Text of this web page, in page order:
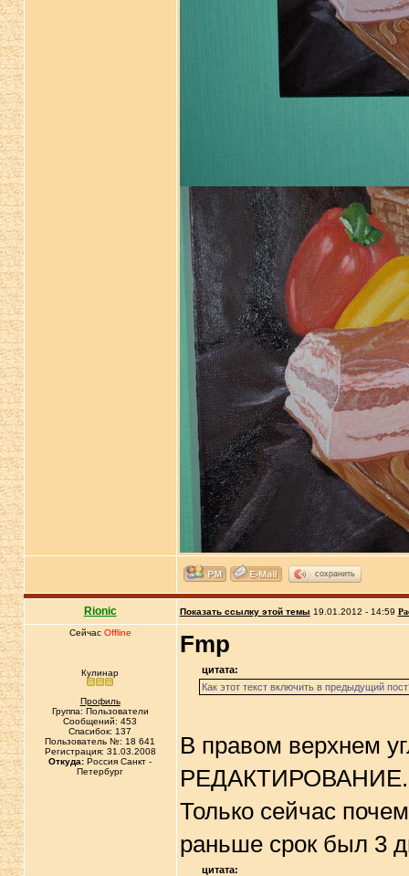
сохранить
Rionic Показать ссылку этой темы 19.01.2012 - 14:59
Сейчас Offline
Кулинар
Профиль
Группа: Пользователи
Сообщений: 453
Спасибок: 137
Пользователь №: 18 641
Регистрация: 31.03.2008
Откуда: Россия Санкт -
Петербург
Fmp
цитата:
Как этот текст включить в предыдущий
В правом верхнем
РЕДАКТИРОВАНИЕ.
Только сейчас
раньше срок был 3
цитата: